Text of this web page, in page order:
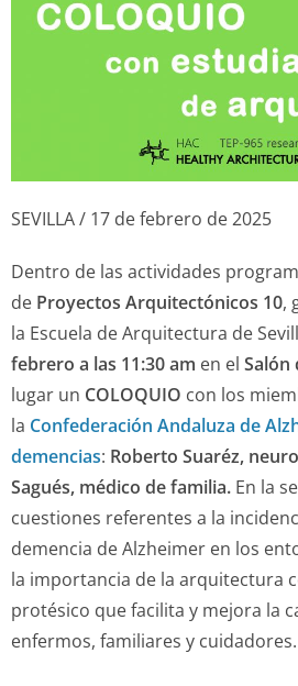
SEVILLA / 17 de febrero de 2025
Dentro de las actividades
de Proyectos Arquitectónicos 10,
la Escuela de Arquitectura de
febrero a las 11:30 am en el Salón
lugar un COLOQUIO con los
la Confederación Andaluza de
demencias: Roberto Suaréz,
Sagués, médico de familia. En la
cuestiones referentes a la
demencia de Alzheimer en los
la importancia de la arquitectura
protésico que facilita y mejora la
enfermos, familiares y cuidadores.